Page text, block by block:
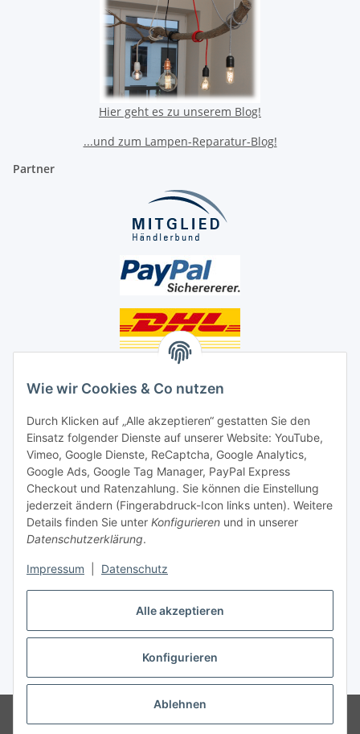
Alle akzeptieren
Konfigurieren
Ablehnen
Wie wir Cookies & Co nutzen
Durch Klicken auf „Alle akzeptieren“ gestatten Sie den
Einsatz folgender Dienste auf unserer Website: YouTube,
Vimeo, Google Dienste, ReCaptcha, Google Analytics,
Google Ads, Google Tag Manager, PayPal Express
Checkout und Ratenzahlung. Sie können die Einstellung
jederzeit ändern (Fingerabdruck-Icon links unten). Weitere
Details finden Sie unter Konfigurieren und in unserer
Datenschutzerklärung.
Impressum Datenschutz
Hier geht es zu unserem Blog!
...und zum Lampen-Reparatur-Blog!
Partner
Social Media
Unsere Dienstleistungen
Lampenreparatur
Lichtservice für Senioren
Vertrag widerrufen
* Alle Preise inkl. gesetzlicher USt., ** siehe Lieferbedingungen, zzgl.
Versand
Endkunden und Wiederverkäufer